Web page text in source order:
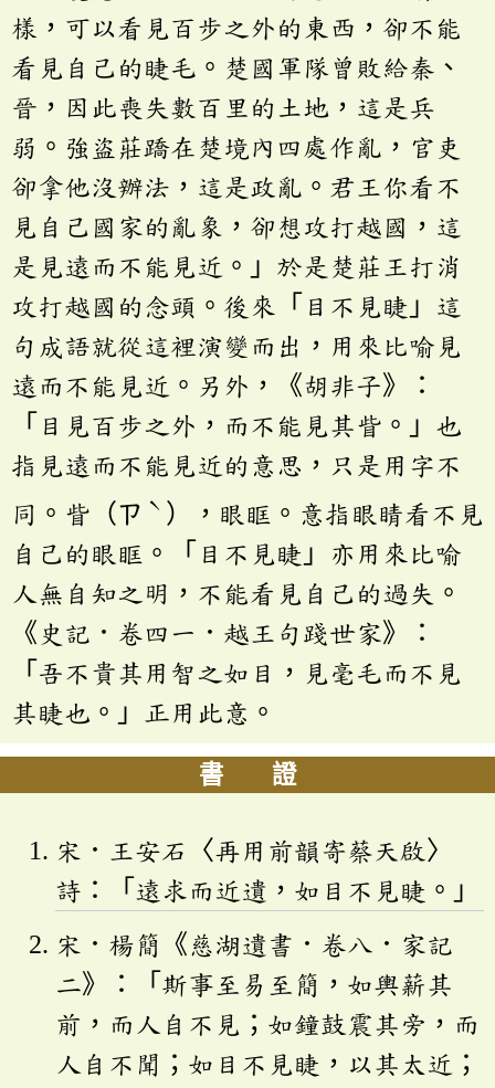
樣，可以看見百步之外的東西，卻不能
看見自己的睫毛。楚國軍隊曾敗給秦、
晉，因此喪失數百里的土地，這是兵
弱。強盜莊蹻在楚境內四處作亂，官吏
卻拿他沒辦法，這是政亂。君王你看不
見自己國家的亂象，卻想攻打越國，這
是見遠而不能見近。」於是楚莊王打消
攻打越國的念頭。後來「目不見睫」這
句成語就從這裡演變而出，用來比喻見
遠而不能見近。另外，《胡非子》：
「目見百步之外，而不能見其眥。」也
指見遠而不能見近的意思，只是用字不
同。眥（ㄗ ˋ ），眼眶。意指眼睛看不見
自己的眼眶。「目不見睫」亦用來比喻
人無自知之明，不能看見自己的過失。
《史記．卷四一．越王句踐世家》：
「吾不貴其用智之如目，見毫毛而不見
其睫也。」正用此意。
書 證
宋．王安石〈再用前韻寄蔡天啟〉
詩：「遠求而近遺，如目不見睫。」
宋．楊簡《慈湖遺書．卷八．家記
二》：「斯事至易至簡，如輿薪其
前，而人自不見；如鐘鼓震其旁，而
人自不聞；如目不見睫，以其太近；